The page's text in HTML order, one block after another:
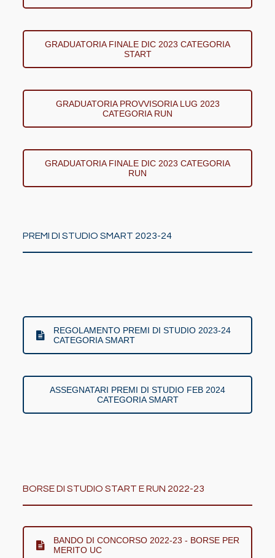
GRADUATORIA FINALE DIC 2023 CATEGORIA
START
GRADUATORIA PROVVISORIA LUG 2023
CATEGORIA RUN
GRADUATORIA FINALE DIC 2023 CATEGORIA
RUN
PREMI DI STUDIO SMART 2023-24
REGOLAMENTO PREMI DI STUDIO 2023-24
CATEGORIA SMART
ASSEGNATARI PREMI DI STUDIO FEB 2024
CATEGORIA SMART
BORSE DI STUDIO START E RUN 2022-23
BANDO DI CONCORSO 2022-23 - BORSE PER
MERITO UC